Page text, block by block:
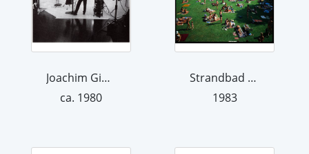
Joachim Giesel in seinem Studio in de...
ca. 1980
Strandbad am Maschsee
1983